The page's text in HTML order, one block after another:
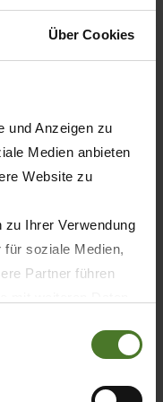
Über Cookies
und Anzeigen zu
Medien anbieten
Website zu
Ihrer Verwendung
für soziale Medien,
Partner führen
gesammelt
auch Dienstleister